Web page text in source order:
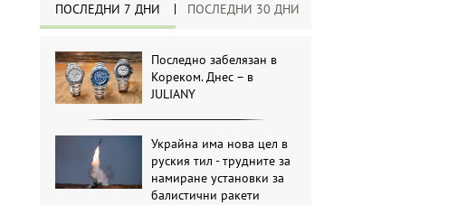
ПОСЛЕДНИ 7 ДНИ ПОСЛЕДНИ 30 ДНИ
Последно забелязан в
Кореком. Днес – в
JULIANY
Украйна има нова цел в
руския тил - трудните за
намиране установки за
балистични ракети